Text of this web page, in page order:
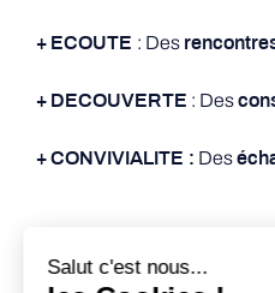
+ ECOUTE : Des
+ DECOUVERTE : Des
+ CONVIVIALITE : Des